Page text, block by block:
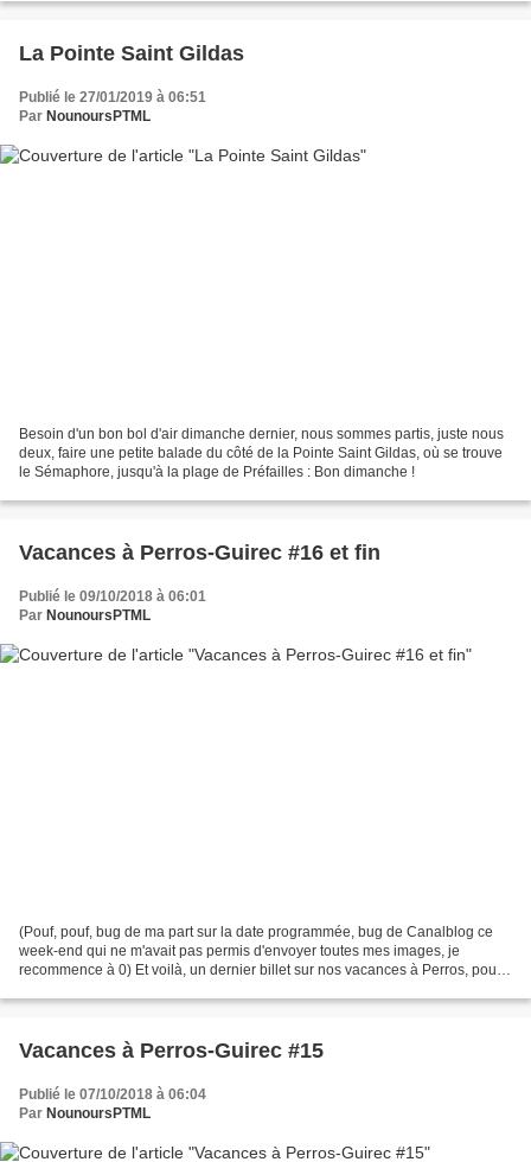
La Pointe Saint Gildas
Publié le 27/01/2019 à 06:51
Par NounoursPTML
Besoin d'un bon bol d'air dimanche dernier, nous sommes partis, juste nous
deux, faire une petite balade du côté de la Pointe Saint Gildas, où se trouve
le Sémaphore, jusqu'à la plage de Préfailles : Bon dimanche !
Vacances à Perros-Guirec #16 et fin
Publié le 09/10/2018 à 06:01
Par NounoursPTML
(Pouf, pouf, bug de ma part sur la date programmée, bug de Canalblog ce
week-end qui ne m'avait pas permis d'envoyer toutes mes images, je
recommence à 0) Et voilà, un dernier billet sur nos vacances à Perros, pour
Vacances à Perros-Guirec #15
Publié le 07/10/2018 à 06:04
Par NounoursPTML